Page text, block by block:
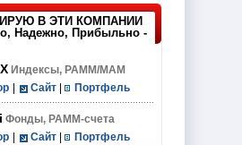
В ЭТИ КОМПАНИИ
Надежно, Прибыльно -
Индексы, PAMM/MAM
Сайт Портфель
Фонды, PAMM-счета
Сайт Портфель